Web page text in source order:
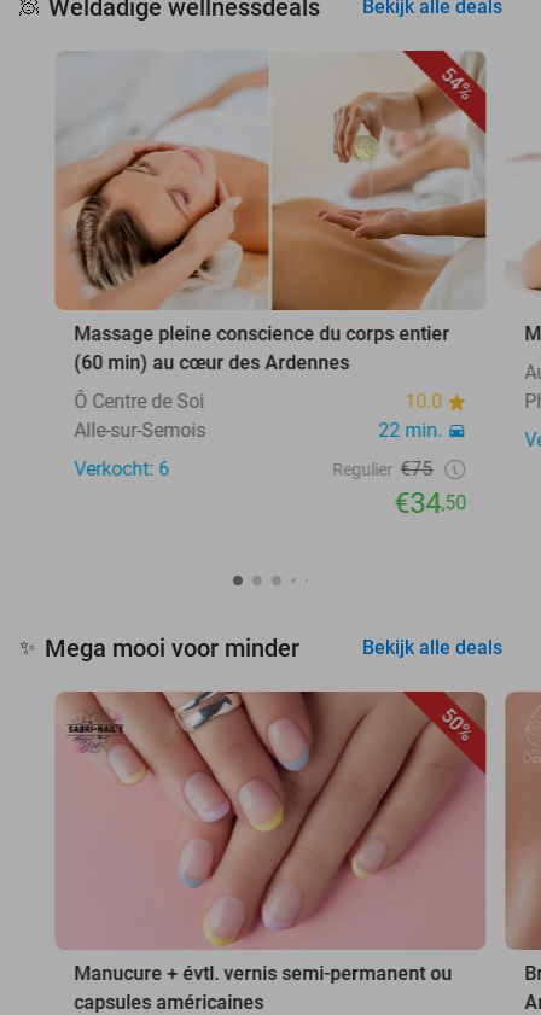
🧖 Weldadige wellnessdeals Bekijk alle deals
54%
Massage pleine conscience du corps entier
(60 min) au cœur des Ardennes
Ô Centre de Soi
10.0
Alle-sur-Semois
22 min.
Verkocht: 6
Regulier €75
€34,50
✨ Mega mooi voor minder Bekijk alle deals
50%
Manucure + évtl. vernis semi-permanent ou
capsules américaines